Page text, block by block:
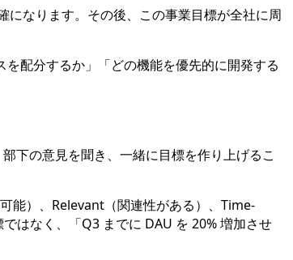
なります。その後、この事業目標が全社に周
配分するか」「どの機能を優先的に開発する
下の意見を聞き、一緒に目標を作り上げるこ
能）、Relevant（関連性がある）、Time-
はなく、「Q3 までに DAU を 20% 増加させ